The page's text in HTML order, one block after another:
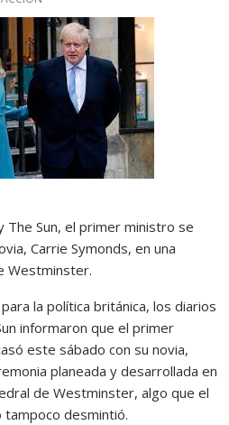
The Sun, el primer ministro se
Carrie Symonds, en una
Westminster.
la política británica, los diarios
informaron que el primer
este sábado con su novia,
planeada y desarrollada en
de Westminster, algo que el
desmintió.